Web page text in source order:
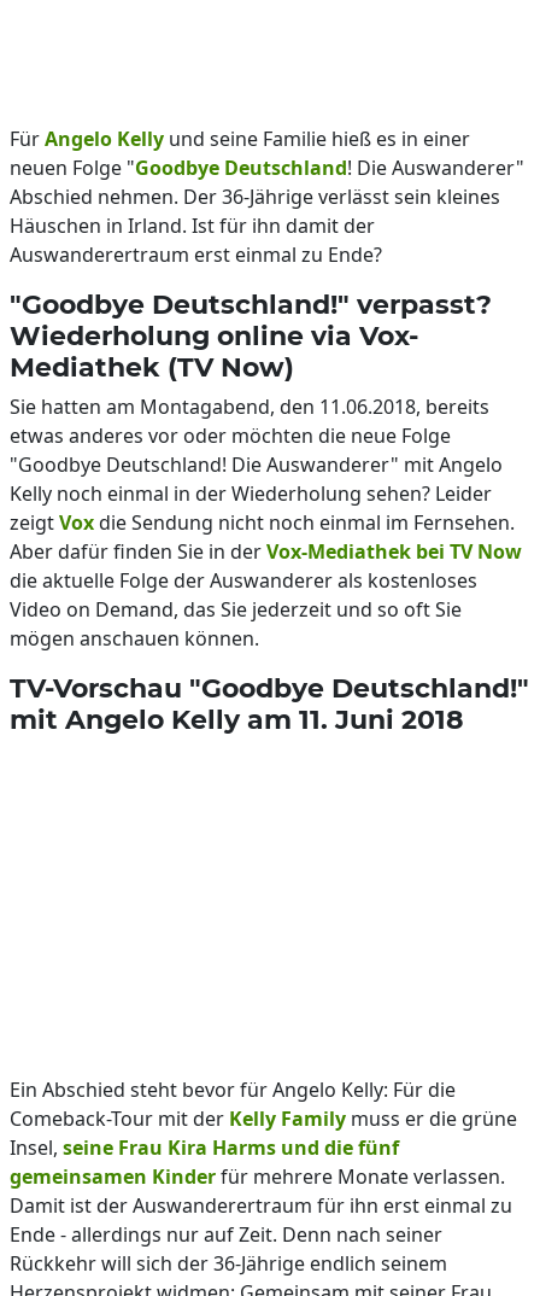
FürAngelo Kelly und seine Familie hieß es in einer
neuen Folge "Goodbye Deutschland! Die Auswanderer"
Abschied nehmen. Der 36-Jährige verlässt sein kleines
Häuschen in Irland. Ist für ihn damit der
Auswanderertraum erst einmal zu Ende?
"Goodbye Deutschland!" verpasst?
Wiederholung online via Vox-
Mediathek (TV Now)
Sie hatten am Montagabend, den 11.06.2018, bereits
etwas anderes vor oder möchten die neue Folge
"Goodbye Deutschland! Die Auswanderer" mit Angelo
Kelly noch einmal in der Wiederholung sehen? Leider
zeigtVoxdie Sendung nicht noch einmal im Fernsehen.
Aber dafür finden Sie in derVox-Mediathek bei TV Now
die aktuelle Folge der Auswanderer als kostenloses
Video on Demand, das Sie jederzeit und so oft Sie
mögen anschauen können.
TV-Vorschau "Goodbye Deutschland!"
mit Angelo Kelly am 11. Juni 2018
Ein Abschied steht bevor für Angelo Kelly: Für die
Comeback-Tour mit der Kelly Family muss er die grüne
Insel, seine Frau Kira Harms und die fünf
gemeinsamen Kinderfür mehrere Monate verlassen.
Damit ist der Auswanderertraum für ihn erst einmal zu
Ende - allerdings nur auf Zeit. Denn nach seiner
Rückkehr will sich der 36-Jährige endlich seinem